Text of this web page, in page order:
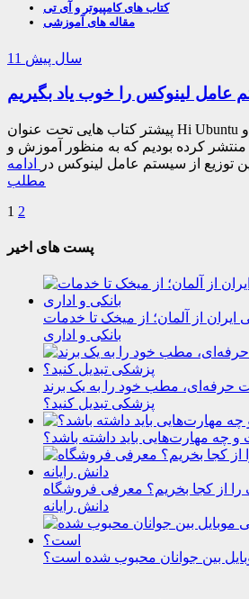
کتاب های کامپیوتر و آی تی
مقاله های آموزشی
11 سال پیش
پیشتر کتاب هایی تحت عنوان Hi Ubuntu و Uubuntu 12.4 برای صفر
منتشر کرده بودیم که به منظور آموزش و
توزیع از سیستم عامل لینوکس در
ادامه
مطلب
1 2
پست های اخیر
ایران از آلمان؛ از میخک تا خدمات
بانکی و اداری
حرفه‌ای، مطب خود را به یک برند
پزشکی تبدیل کنید؟
و چه مهارت‌هایی باید داشته باشد؟
را از کجا بخریم؟ معرفی فروشگاه
دانش رایانه
بین جوانان محبوب شده است؟